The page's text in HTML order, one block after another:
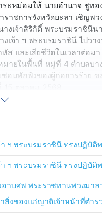
ระหม่อมให้ นายอำนาจ ชูทอ
าชการจังหวัดยะลา เชิญพว
างเจ้าสิริกิติ์ พระบรมราชินีน
เจ้า ฯ พระบรมราชินี ไปวา
ส และเสียชีวิตในเวลาต่อมา
ายในพื้นที่ หมู่ที่ 4 ตำบลบาง
อนพักพิงของผู้ก่อการร้าย ข
ศพเป็นกรณีพิเศษ และพระร
าบตำรวจ สมศักดิ์ฯ ยังควา
ง ดาบตำรวจ สมศักดิ์ฯ อย่
า ฯ พระบรมราชินี ทรงปฏิบั
า ฯ พระบรมราชินี ทรงปฏิบั
าบศพ พระราชทานพวงมา
งของแก่ญาติเจ้าหน้าที่ตำร